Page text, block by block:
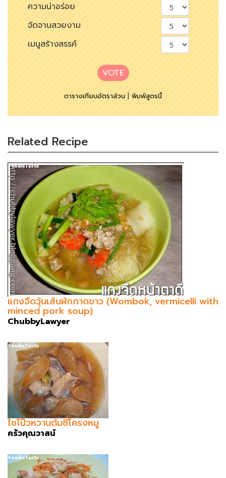
ความน่าอร่อย
จัดจานสวยงาม
เมนูสร้างสรรค์
VOTE
ตารางเทียบอัตราส่วน|พิมพ์สูตรนี้
Related Recipe
แกงจืดวุ้นเส้นผักกาดขาว (Wombok, vermicelli with
minced pork soup)
ChubbyLawyer
ไชโป๊วหวานต้มซี่โครงหมู
ครัวคุณวาสน์